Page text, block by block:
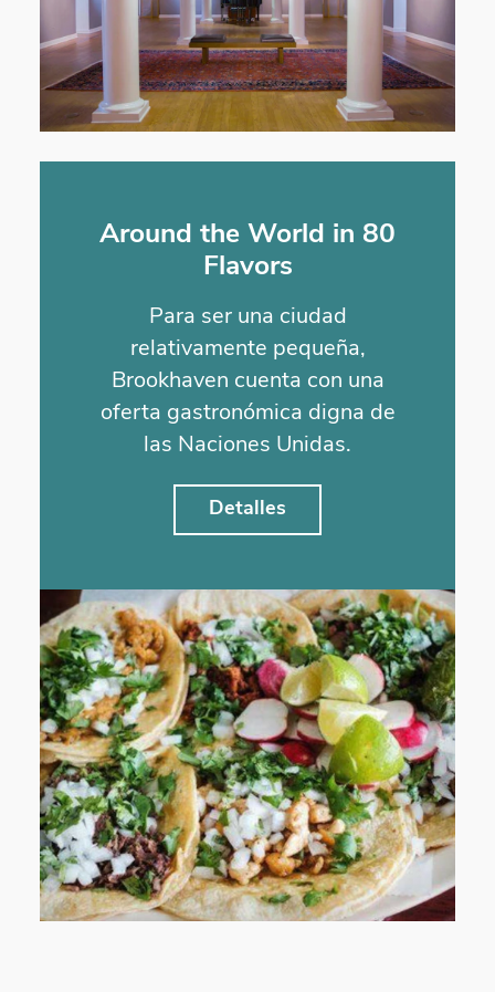
Around the World in 80
Flavors
Para ser una ciudad
relativamente pequeña,
Brookhaven cuenta con una
oferta gastronómica digna de
las Naciones Unidas.
Detalles